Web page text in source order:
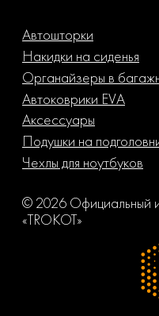
Автошторки
Накидки на сиденья
Органайзеры в
Автоковрики EVA
Аксессуары
Подушки на
Чехлы для ноутбуков
© 2026 Официальный
«TROKOT»